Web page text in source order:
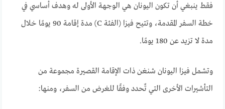
فقط ينبغي أن تكون اليونان هي الوجهة الأولى له وهدف أساسي في
خطة السفر المقدمة، وتتيح فيزا (الفئة C) مدة إقامة 90 يومًا خلال
مدة لا تزيد عن 180 يومًا.
وتشمل فيزا اليونان شنغن ذات الإقامة القصيرة مجموعة من
التأشيرات الأخرى التي تٌحدد وفقًا للغرض من السفر، ومنها: